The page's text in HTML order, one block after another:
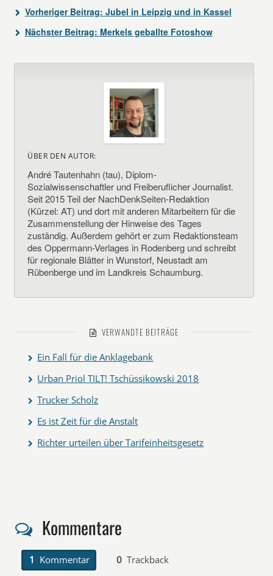
Vorheriger Beitrag: Jubel in Leipzig und in Kassel
Nächster Beitrag: Merkels geballte Fotoshow
ÜBER DEN AUTOR:
André Tautenhahn (tau), Diplom-
Sozialwissenschaftler und Freiberuflicher Journalist.
Seit 2015 Teil der NachDenkSeiten-Redaktion
(Kürzel: AT) und dort mit anderen Mitarbeitern für die
Zusammenstellung der Hinweise des Tages
zuständig. Außerdem gehört er zum Redaktionsteam
des Oppermann-Verlages in Rodenberg und schreibt
für regionale Blätter in Wunstorf, Neustadt am
Rübenberge und im Landkreis Schaumburg.
VERWANDTE BEITRÄGE
Ein Fall für die Anklagebank
Urban Priol TILT! Tschüssikowski 2018
Trucker Scholz
Es ist Zeit für die Anstalt
Richter urteilen über Tarifeinheitsgesetz
Kommentare
1 Kommentar 0 Trackback